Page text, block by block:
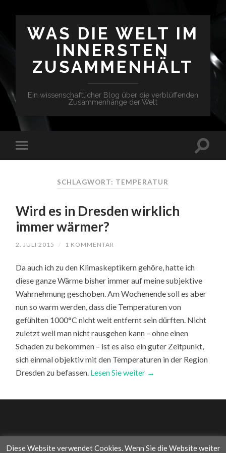
WAS DIE WELT IM
INNERSTEN
ZUSAMMENHÄLT
Ein wissenschaftlicher Blog über die verblüffenden
Zusammenhänge der Welt
SCHLAGWORT: TEMPERATUR
Wird es in Dresden wirklich
immer wärmer?
2. JULI 2015 / 1 KOMMENTAR
Da auch ich zu den Klimaskeptikern gehöre, hatte ich
diese ganze Wärme bisher immer auf meine subjektive
Wahrnehmung geschoben. Am Wochenende soll es aber
nun so warm werden, dass die Temperaturen von
gefühlten 1000°C nicht weit entfernt sein dürften. Nicht
zuletzt weil man nicht rausgehen kann – ohne einen
Schaden zu bekommen – ist es also ein guter Zeitpunkt,
sich einmal objektiv mit den Temperaturen in der Region
Dresden zu befassen. Lesen Sie weiter →
Diese Website verwendet Cookies. Wenn Sie die Website weiter